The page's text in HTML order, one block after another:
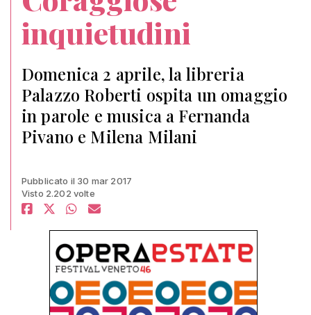
inquietudini
Domenica 2 aprile, la libreria
Palazzo Roberti ospita un omaggio
in parole e musica a Fernanda
Pivano e Milena Milani
Pubblicato il 30 mar 2017
Visto 2.202 volte